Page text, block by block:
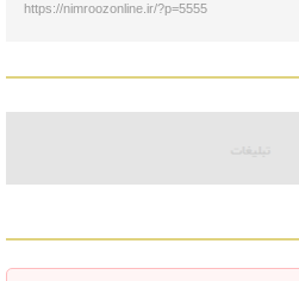
https://nimroozonline.ir/?p=5555